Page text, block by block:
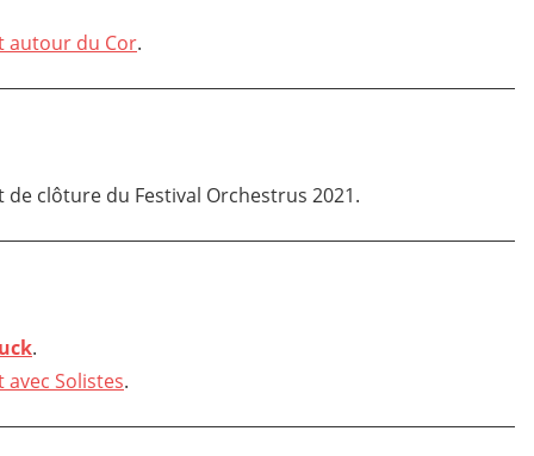
autour du Cor.
de clôture du Festival Orchestrus 2021.
.
avec Solistes.